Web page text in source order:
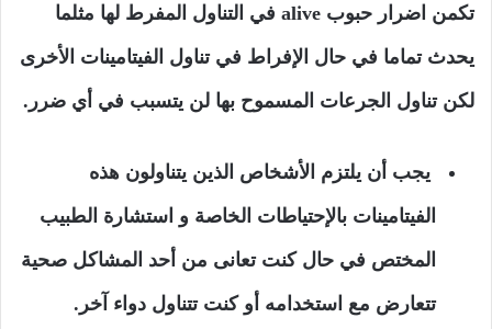
تكمن اضرار حبوب alive في التناول المفرط لها مثلما
يحدث تماما في حال الإفراط في تناول الفيتامينات الأخرى
لكن تناول الجرعات المسموح بها لن يتسبب في أي ضرر.
يجب أن يلتزم الأشخاص الذين يتناولون هذه
الفيتامينات بالإحتياطات الخاصة و استشارة الطبيب
المختص في حال كنت تعانى من أحد المشاكل صحية
تتعارض مع استخدامه أو كنت تتناول دواء آخر.